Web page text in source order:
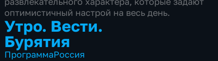
оптимистичный настрой на весь день.
Утро. Вести.
Бурятия
ПрограммаРоссия